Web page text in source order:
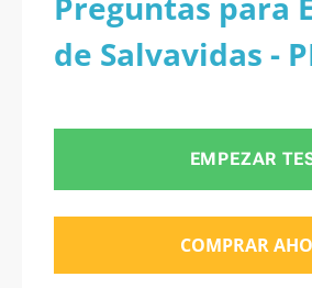
Salvavidas
de Salvavidas -
EMPEZAR
COMPRAR